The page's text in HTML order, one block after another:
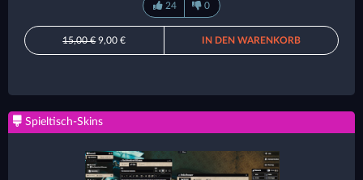
24 0
15,00 €9,00 € IN DEN WARENKORB
Spieltisch-Skins